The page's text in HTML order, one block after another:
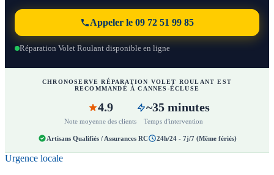
Appeler le 09 72 51 99 85
Réparation Volet Roulant disponible en ligne
CHRONOSERVE RÉPARATION VOLET ROULANT EST
RECOMMANDÉ À CANNES-ÉCLUSE
4.9
Note moyenne des clients
~35 minutes
Temps d'intervention
Artisans Qualifiés / Assurances RC 24h/24 - 7j/7 (Même fériés)
Urgence locale